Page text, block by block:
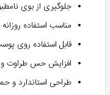
جلوگیری از بوی
مناسب استفاده روزانه
قابل استفاده روی
افزایش حس طراوت و
طراحی استاندارد و